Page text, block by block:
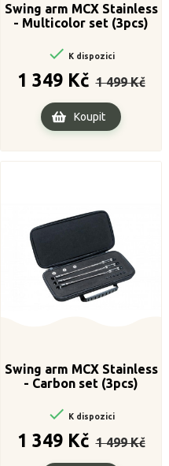
Swing arm MCX Stainless
- Multicolor set (3pcs)
 K dispozici
1 349 Kč cena
1 499 Kč
Cena
Koupit
Swing arm MCX Stainless
- Carbon set (3pcs)
 K dispozici
1 349 Kč cena
1 499 Kč